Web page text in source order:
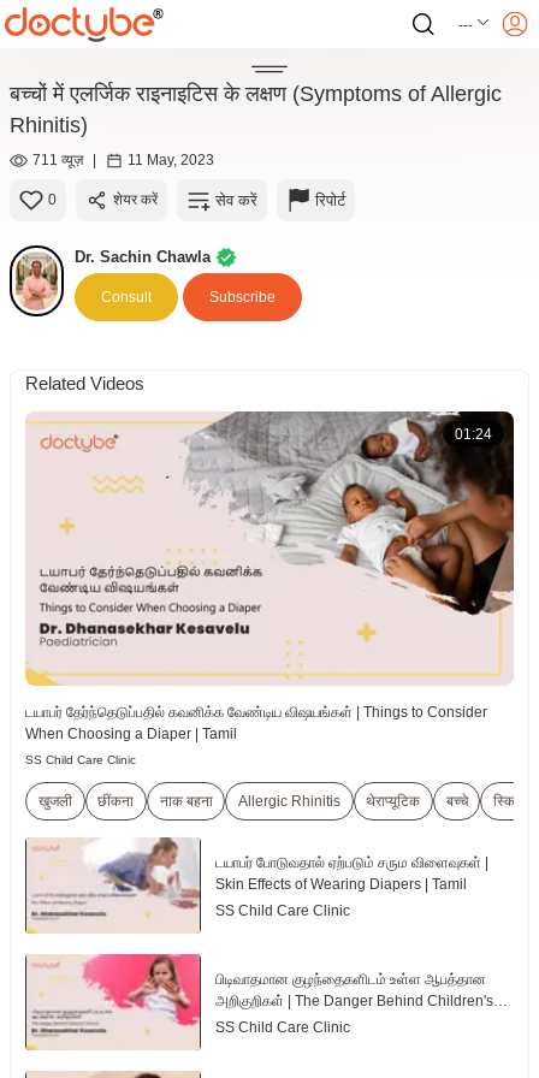
---
बच्चों में एलर्जिक राइनाइटिस के लक्षण (Symptoms of Allergic
Rhinitis)
711 व्यूज़ | 11 May, 2023
0 शेयर करें सेव करें रिपोर्ट
Dr. Sachin Chawla
Consult Subscribe
Related Videos
01:24
டயாபர் தேர்ந்தெடுப்பதில் கவனிக்க வேண்டிய விஷயங்கள் | Things to Consider
When Choosing a Diaper | Tamil
SS Child Care Clinic
खुजली छींकना नाक बहना Allergic Rhinitis थेराप्यूटिक बच्चे स्किन
டயாபர் போடுவதால் ஏற்படும் சரும விளைவுகள் |
Skin Effects of Wearing Diapers | Tamil
SS Child Care Clinic
பிடிவாதமான குழந்தைகளிடம் உள்ள ஆபத்தான
அறிகுறிகள் | The Danger Behind Children's
Tantrum | Tamil
SS Child Care Clinic